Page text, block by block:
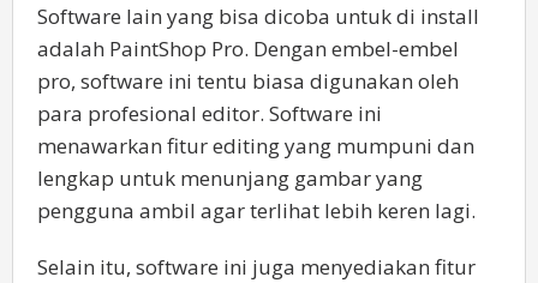
Software lain yang bisa dicoba untuk di install
adalah PaintShop Pro. Dengan embel-embel
pro, software ini tentu biasa digunakan oleh
para profesional editor. Software ini
menawarkan fitur editing yang mumpuni dan
lengkap untuk menunjang gambar yang
pengguna ambil agar terlihat lebih keren lagi.
Selain itu, software ini juga menyediakan fitur